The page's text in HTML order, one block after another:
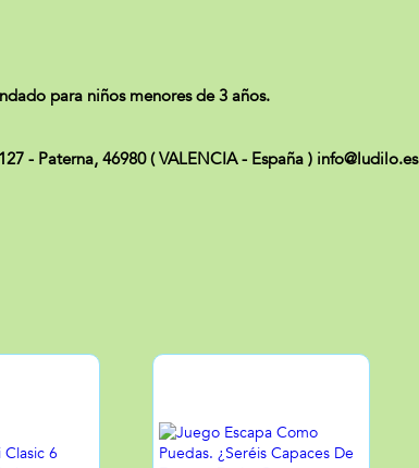
para niños menores de 3 años.
- Paterna, 46980 ( VALENCIA - España ) info@ludilo.es